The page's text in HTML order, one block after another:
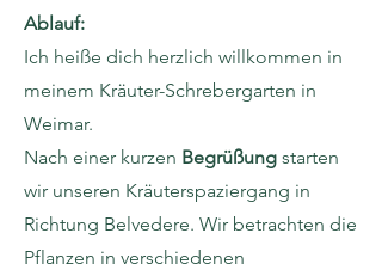
Ablauf:
Ich heiße dich herzlich willkommen in
meinem Kräuter-Schrebergarten in
Weimar.
Nach einer kurzen Begrüßung starten
wir unseren Kräuterspaziergang in
Richtung Belvedere. Wir betrachten die
Pflanzen in verschiedenen